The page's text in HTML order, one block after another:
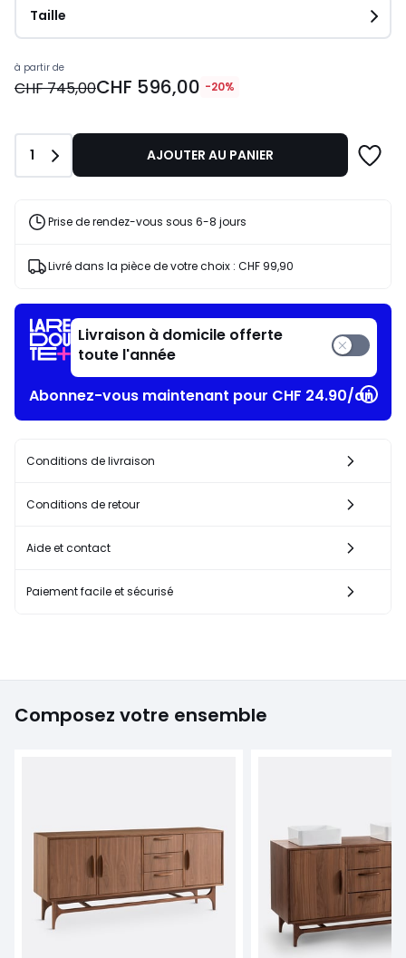
Taille
Prix
à
596,00
au
de
CHF
20%
réduction
appliquée.
à partir de
CHF 745,00CHF 596,00 -20%
Quantité
1 AJOUTER AU PANIER
Prise de rendez-vous sous 6-8 jours
Livré dans la pièce de votre choix : CHF 99,90
Livraison à domicile offerte
toute l'année
Abonnez-vous maintenant pour CHF 24.90/an​
Conditions de livraison
Conditions de retour
Aide et contact
Paiement facile et sécurisé
Composez votre ensemble